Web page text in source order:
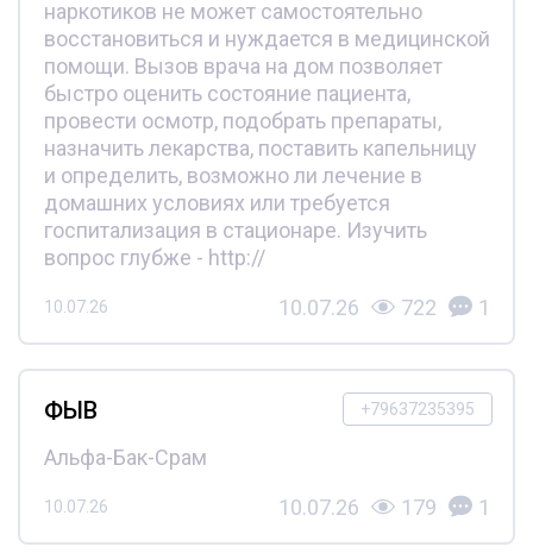
наркотиков не может самостоятельно
восстановиться и нуждается в медицинской
помощи. Вызов врача на дом позволяет
быстро оценить состояние пациента,
провести осмотр, подобрать препараты,
назначить лекарства, поставить капельницу
и определить, возможно ли лечение в
домашних условиях или требуется
госпитализация в стационаре. Изучить
вопрос глубже - http://
10.07.26 10.07.26 722 1
+79637235395
ФЫВ
Альфа-Бак-Срам
10.07.26 10.07.26 179 1